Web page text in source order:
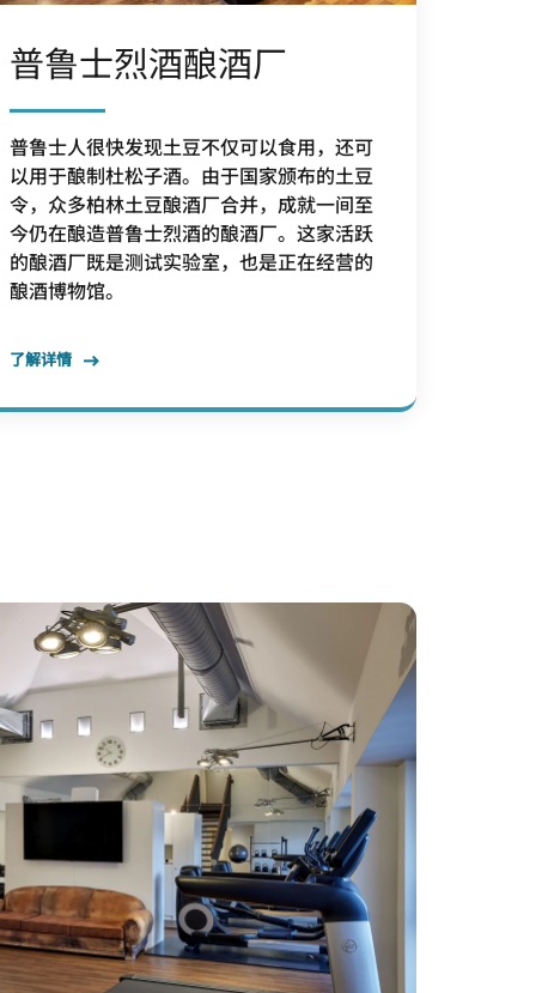
普鲁士烈酒酿酒厂
普鲁士人很快发现土豆不仅可以食用，还可
以用于酿制杜松子酒。由于国家颁布的土豆
令，众多柏林土豆酿酒厂合并，成就一间至
今仍在酿造普鲁士烈酒的酿酒厂。这家活跃
的酿酒厂既是测试实验室，也是正在经营的
酿酒博物馆。
了解详情